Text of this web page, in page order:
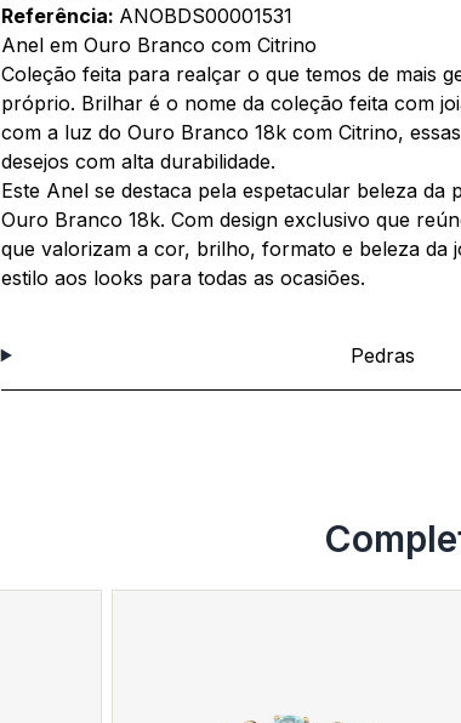
Referência: ANOBDS00001531
Anel em Ouro Branco com Citrino
Coleção feita para realçar o que temos de mais
próprio. Brilhar é o nome da coleção feita com
com a luz do Ouro Branco 18k com Citrino,
desejos com alta durabilidade.
Este Anel se destaca pela espetacular beleza
Ouro Branco 18k. Com design exclusivo que
que valorizam a cor, brilho, formato e beleza da
estilo aos looks para todas as ocasiões.
Pedras